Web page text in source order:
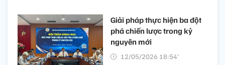
Giải pháp thực hiện ba đột
phá chiến lược trong kỷ
nguyên mới
12/05/2026 18:54’